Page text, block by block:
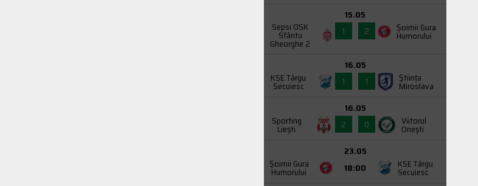
Sepsi OSK
Sfântu
Gheorghe 2
15.05
1
2 Şoimii Gura
Humorului
KSE Târgu
Secuiesc
16.05
1
1 Știința
Miroslava
Sporting
Liești
16.05
2
0 Viitorul
Onești
Şoimii Gura
Humorului
23.05
18:00
KSE Târgu
Secuiesc